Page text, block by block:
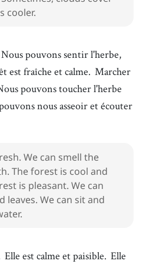
cooler.
Nous pouvons sentir l'herbe,
est fraîche et calme. Marcher
pouvons toucher l'herbe
nous asseoir et écouter
We can smell the
The forest is cool and
is pleasant. We can
We can sit and
Elle est calme et paisible. Elle